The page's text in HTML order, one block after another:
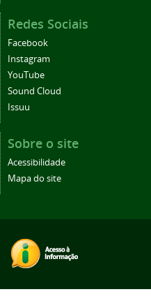
Redes Sociais
Facebook
Instagram
YouTube
Sound Cloud
Issuu
Sobre o site
Acessibilidade
Mapa do site